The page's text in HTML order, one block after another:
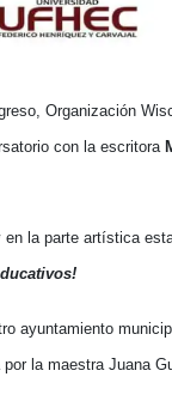
Organización
con la escritora
la parte artística
ayuntamiento
la maestra Juana